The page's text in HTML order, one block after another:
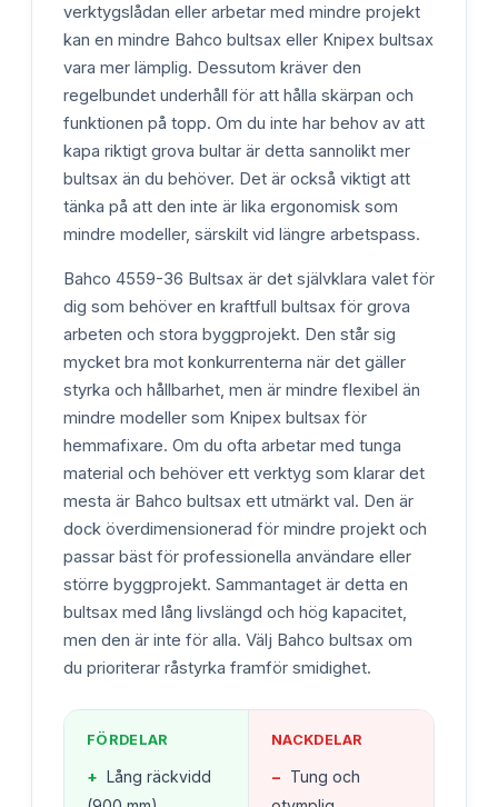
verktygslådan eller arbetar med mindre projekt
kan en mindre Bahco bultsax eller Knipex bultsax
vara mer lämplig. Dessutom kräver den
regelbundet underhåll för att hålla skärpan och
funktionen på topp. Om du inte har behov av att
kapa riktigt grova bultar är detta sannolikt mer
bultsax än du behöver. Det är också viktigt att
tänka på att den inte är lika ergonomisk som
mindre modeller, särskilt vid längre arbetspass.
Bahco 4559-36 Bultsax är det självklara valet för
dig som behöver en kraftfull bultsax för grova
arbeten och stora byggprojekt. Den står sig
mycket bra mot konkurrenterna när det gäller
styrka och hållbarhet, men är mindre flexibel än
mindre modeller som Knipex bultsax för
hemmafixare. Om du ofta arbetar med tunga
material och behöver ett verktyg som klarar det
mesta är Bahco bultsax ett utmärkt val. Den är
dock överdimensionerad för mindre projekt och
passar bäst för professionella användare eller
större byggprojekt. Sammantaget är detta en
bultsax med lång livslängd och hög kapacitet,
men den är inte för alla. Välj Bahco bultsax om
du prioriterar råstyrka framför smidighet.
FÖRDELAR
+ Lång räckvidd
NACKDELAR
− Tung och